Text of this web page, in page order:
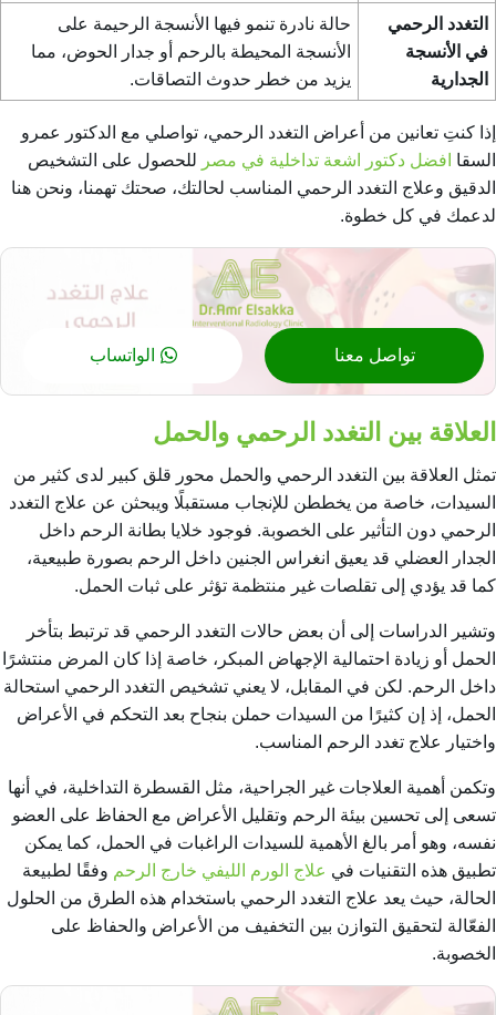
التغدد الرحمي
في الأنسجة
الجدارية
حالة نادرة تنمو فيها الأنسجة الرحيمة على
الأنسجة المحيطة بالرحم أو جدار الحوض، مما
يزيد من خطر حدوث التصاقات.
إذا كنتِ تعانين من أعراض التغدد الرحمي، تواصلي مع الدكتور عمرو
السقا افضل دكتور اشعة تداخلية في مصر للحصول على التشخيص
الدقيق وعلاج التغدد الرحمي المناسب لحالتك، صحتك تهمنا، ونحن هنا
لدعمك في كل خطوة.
تواصل معنا الواتساب
العلاقة بين التغدد الرحمي والحمل
تمثل العلاقة بين التغدد الرحمي والحمل محور قلق كبير لدى كثير من
السيدات، خاصة من يخططن للإنجاب مستقبلًا ويبحثن عن علاج التغدد
الرحمي دون التأثير على الخصوبة. فوجود خلايا بطانة الرحم داخل
الجدار العضلي قد يعيق انغراس الجنين داخل الرحم بصورة طبيعية،
كما قد يؤدي إلى تقلصات غير منتظمة تؤثر على ثبات الحمل.
وتشير الدراسات إلى أن بعض حالات التغدد الرحمي قد ترتبط بتأخر
الحمل أو زيادة احتمالية الإجهاض المبكر، خاصة إذا كان المرض منتشرًا
داخل الرحم. لكن في المقابل، لا يعني تشخيص التغدد الرحمي استحالة
الحمل، إذ إن كثيرًا من السيدات حملن بنجاح بعد التحكم في الأعراض
واختيار علاج تغدد الرحم المناسب.
وتكمن أهمية العلاجات غير الجراحية، مثل القسطرة التداخلية، في أنها
تسعى إلى تحسين بيئة الرحم وتقليل الأعراض مع الحفاظ على العضو
نفسه، وهو أمر بالغ الأهمية للسيدات الراغبات في الحمل، كما يمكن
تطبيق هذه التقنيات في علاج الورم الليفي خارج الرحم وفقًا لطبيعة
الحالة، حيث يعد علاج التغدد الرحمي باستخدام هذه الطرق من الحلول
الفعّالة لتحقيق التوازن بين التخفيف من الأعراض والحفاظ على
الخصوبة.